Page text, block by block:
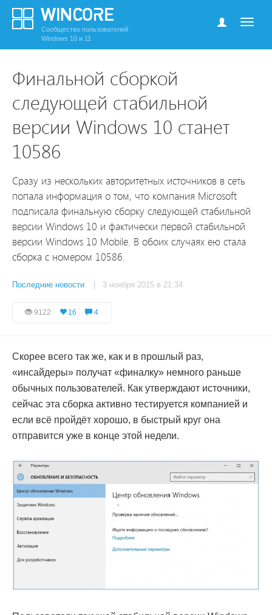
Сообщество пользователей
Windows 10 и 11
Финальной сборкой
следующей стабильной
версии Windows 10 станет
10586
Сразу из нескольких авторитетных источников в сеть
попала информация о том, что компания Microsoft
подписала финальную сборку следующей стабильной
версии Windows 10 и фактически первой стабильной
версии Windows 10 Mobile. В обоих случаях ею стала
сборка с номером 10586.
Последние новости | 3 ноября 2015 в 21:34
9122 16 4
Скорее всего так же, как и в прошлый раз,
«инсайдеры» получат «финалку» немного раньше
обычных пользователей. Как утверждают источники,
сейчас эта сборка активно тестируется компанией и
если всё пройдёт хорошо, в быстрый круг она
отправится уже в конце этой недели.